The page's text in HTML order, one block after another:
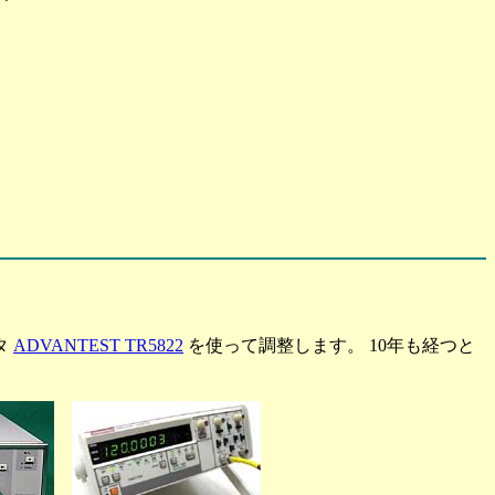
ADVANTEST TR5822 を使って調整します。 10年も経つと